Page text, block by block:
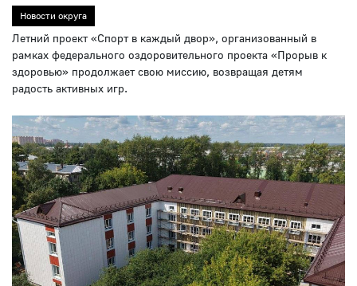
Новости округа
Летний проект «Спорт в каждый двор», организованный в
рамках федерального оздоровительного проекта «Прорыв к
здоровью» продолжает свою миссию, возвращая детям
радость активных игр.